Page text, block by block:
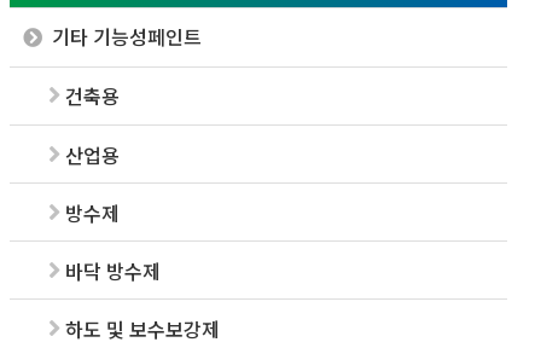
기타 기능성페인트
건축용
산업용
방수제
바닥 방수제
하도 및 보수보강제